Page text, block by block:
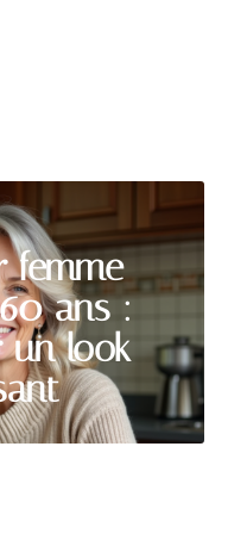
femme
ans :
un look